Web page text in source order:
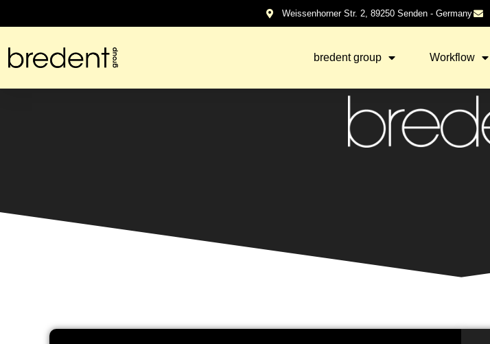
Weissenhorner Str. 2, 89250 Senden - Germany
bredent group Workflow